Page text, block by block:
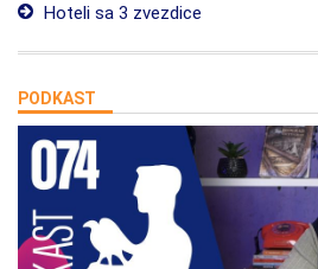
Hoteli sa 3 zvezdice
PODKAST